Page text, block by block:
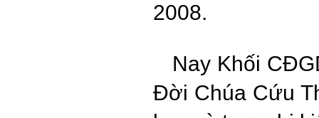
2008.
Nay Khối
Đời Chúa Cứu